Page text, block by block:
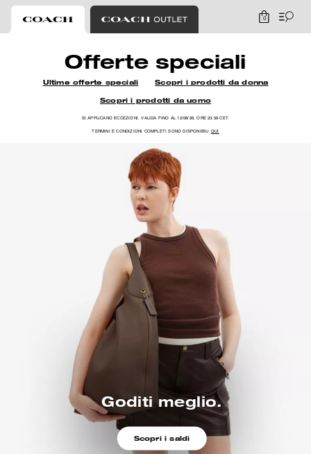
0
Offerte speciali
Ultime offerte speciali
Scopri i prodotti da donna
Scopri i prodotti da uomo
SI APPLICANO ECCEZIONI. VALIDA FINO AL 12/08/26, ORE 23:59 CET.
TERMINI E CONDIZIONI COMPLETI SONO DISPONIBILI QUI
Goditi meglio.
Scopri i saldi